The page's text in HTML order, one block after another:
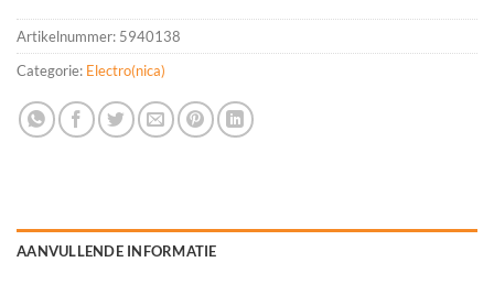
Artikelnummer: 5940138
Categorie: Electro(nica)
AANVULLENDE INFORMATIE